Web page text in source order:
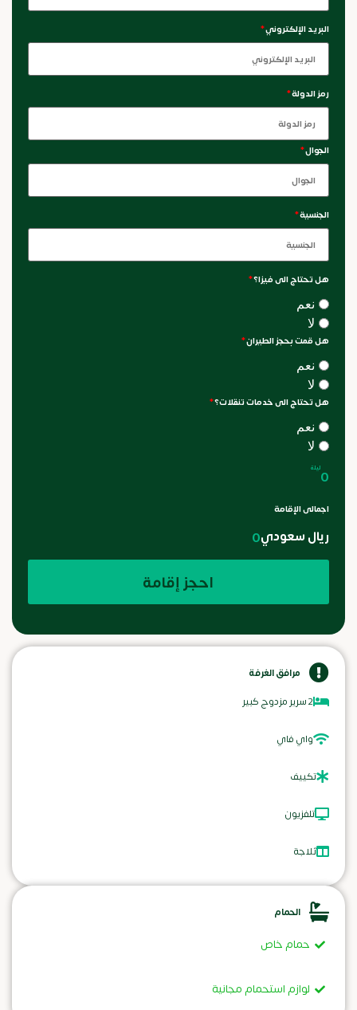
مرافق الغرفة
2 سرير مزدوج كبير
واي فاي
تكييف
تلفزيون
ثلاجة
الحمام
حمام خاص
لوازم استحمام مجانية
البريد الإلكتروني*
رمز الدولة*
الجوال*
الجنسية*
هل تحتاج الى فيزا؟*
نعم
لا
هل قمت بحجز الطيران*
نعم
لا
هل تحتاج الى خدمات تنقلات؟*
نعم
لا
0ليلة
اجمالى الإقامة
ريال سعودي0
احجز إقامة